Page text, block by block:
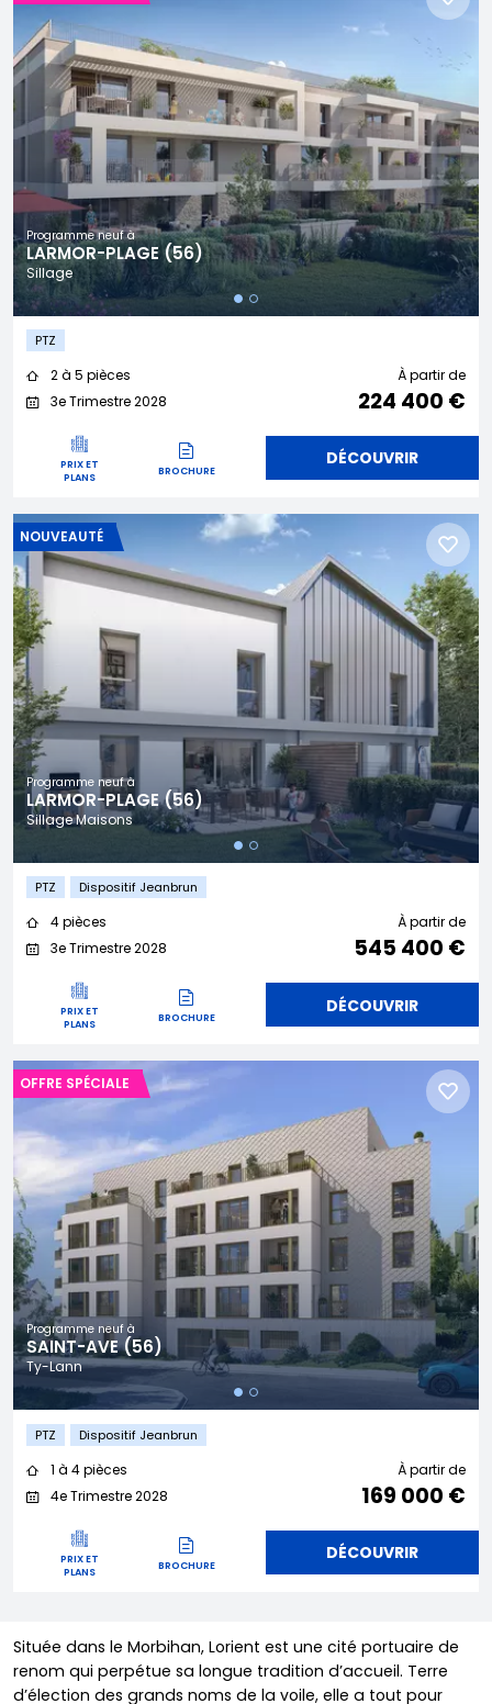
Programme neuf à
LARMOR-PLAGE (56)
Sillage
PTZ
2 à 5 pièces
3e Trimestre 2028
À partir de
224 400 €
PRIX ET
PLANS
BROCHURE
DÉCOUVRIR
Programme neuf à
LARMOR-PLAGE (56)
Sillage Maisons
NOUVEAUTÉ
PTZ Dispositif Jeanbrun
4 pièces
3e Trimestre 2028
À partir de
545 400 €
PRIX ET
PLANS
BROCHURE
DÉCOUVRIR
Programme neuf à
SAINT-AVE (56)
Ty-Lann
OFFRE SPÉCIALE
PTZ Dispositif Jeanbrun
1 à 4 pièces
4e Trimestre 2028
À partir de
169 000 €
PRIX ET
PLANS
BROCHURE
DÉCOUVRIR
Située dans le Morbihan, Lorient est une cité portuaire de
renom qui perpétue sa longue tradition d’accueil. Terre
d’élection des grands noms de la voile, elle a tout pour